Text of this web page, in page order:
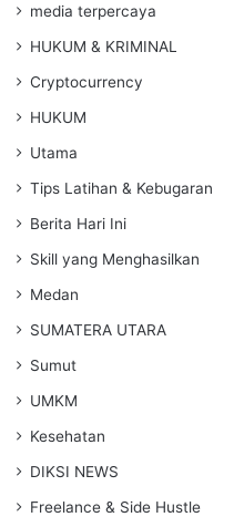
media terpercaya
HUKUM & KRIMINAL
Cryptocurrency
HUKUM
Utama
Tips Latihan & Kebugaran
Berita Hari Ini
Skill yang Menghasilkan
Medan
SUMATERA UTARA
Sumut
UMKM
Kesehatan
DIKSI NEWS
Freelance & Side Hustle